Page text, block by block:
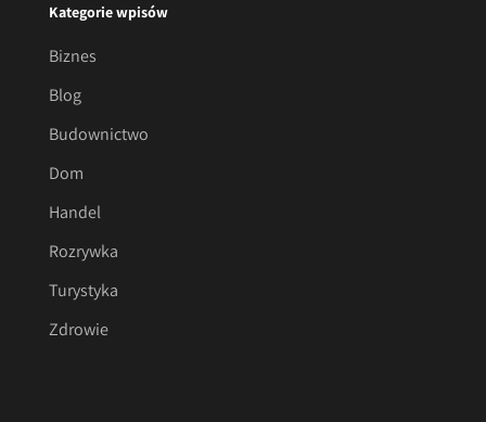
Kategorie wpisów
Biznes
Blog
Budownictwo
Dom
Handel
Rozrywka
Turystyka
Zdrowie